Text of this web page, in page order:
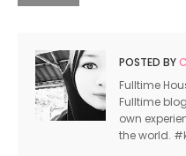
POSTED BY
Fulltime
Fulltime
own
the world.